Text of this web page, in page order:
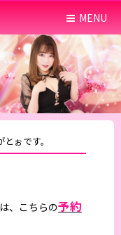
MENU
とぉです。
、こちらの予約